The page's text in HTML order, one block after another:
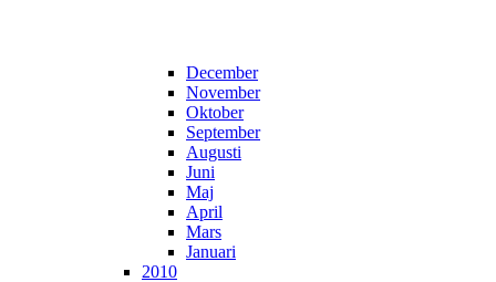
December
November
Oktober
September
Augusti
Juni
Maj
April
Mars
Januari
2010